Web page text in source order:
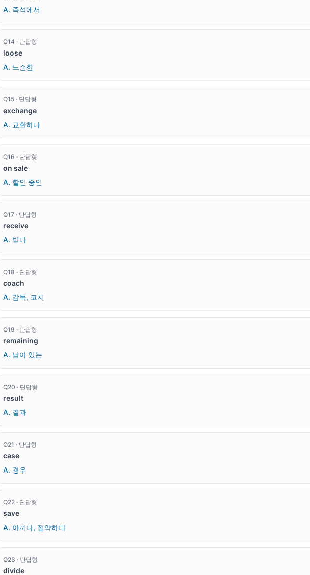
A. 즉석에서
Q14 · 단답형
loose
A. 느슨한
Q15 · 단답형
exchange
A. 교환하다
Q16 · 단답형
on sale
A. 할인 중인
Q17 · 단답형
receive
A. 받다
Q18 · 단답형
coach
A. 감독, 코치
Q19 · 단답형
remaining
A. 남아 있는
Q20 · 단답형
result
A. 결과
Q21 · 단답형
case
A. 경우
Q22 · 단답형
save
A. 아끼다, 절약하다
Q23 · 단답형
divide